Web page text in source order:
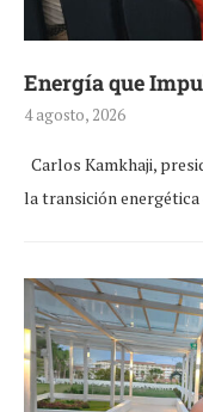
Energía que
4 agosto, 2026
Carlos Kamkhaji,
la transición energética